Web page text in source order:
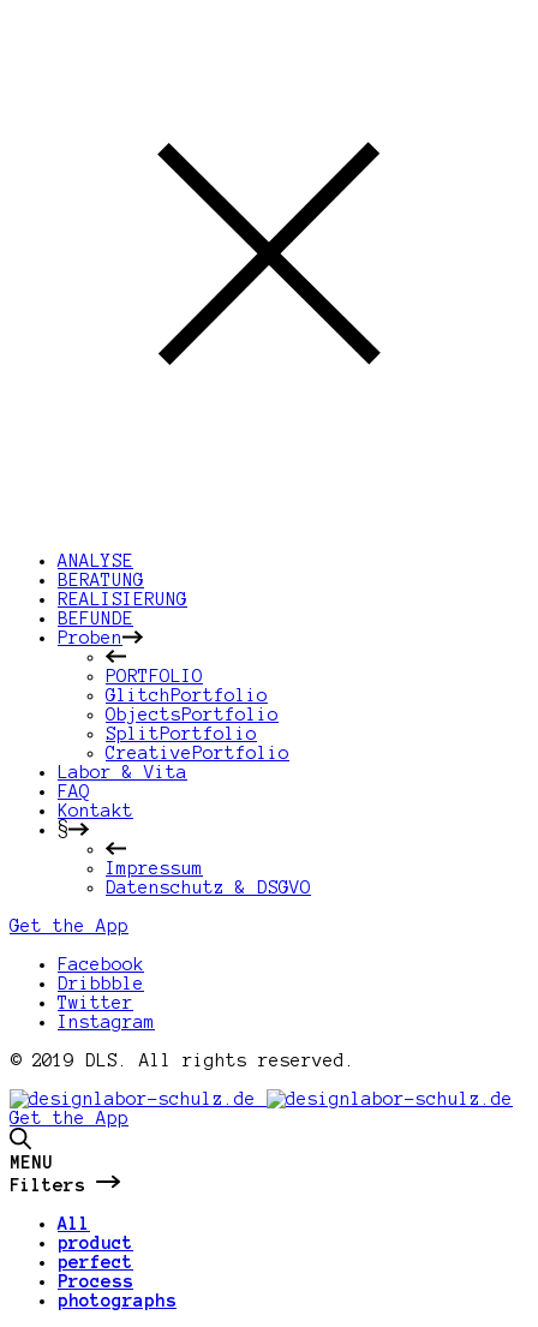
ANALYSE
BERATUNG
REALISIERUNG
BEFUNDE
Proben
PORTFOLIO
GlitchPortfolio
ObjectsPortfolio
SplitPortfolio
CreativePortfolio
Labor & Vita
FAQ
Kontakt
§
Impressum
Datenschutz & DSGVO
Get the App
Facebook
Dribbble
Twitter
Instagram
© 2019 DLS. All rights reserved.
Get the App
MENU
Filters
All
product
perfect
Process
photographs